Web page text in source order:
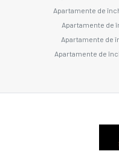
Apartamente de
Apartamente de
Apartamente de
Apartamente de